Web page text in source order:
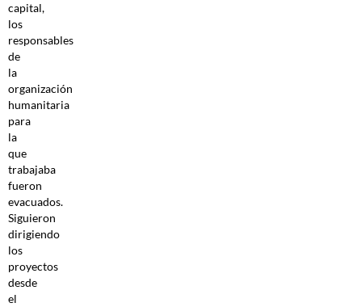
capital,
los
responsables
de
la
organización
humanitaria
para
la
que
trabajaba
fueron
evacuados.
Siguieron
dirigiendo
los
proyectos
desde
el